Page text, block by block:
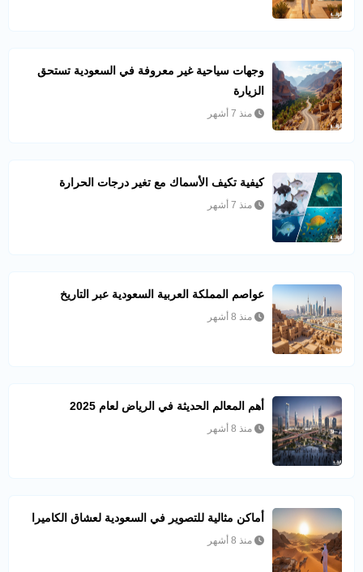
وجهات سياحية غير معروفة في السعودية تستحق
الزيارة
منذ 7 أشهر
كيفية تكيف الأسماك مع تغير درجات الحرارة
منذ 7 أشهر
عواصم المملكة العربية السعودية عبر التاريخ
منذ 8 أشهر
أهم المعالم الحديثة في الرياض لعام 2025
منذ 8 أشهر
أماكن مثالية للتصوير في السعودية لعشاق الكاميرا
منذ 8 أشهر